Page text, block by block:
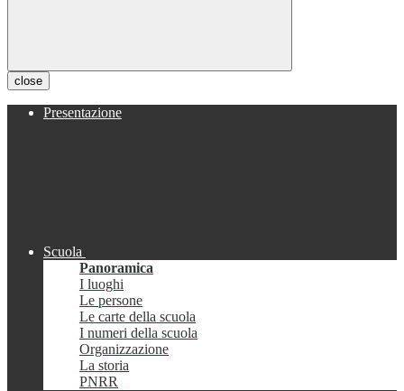
close
Presentazione
Scuola
Panoramica
I luoghi
Le persone
Le carte della scuola
I numeri della scuola
Organizzazione
La storia
PNRR